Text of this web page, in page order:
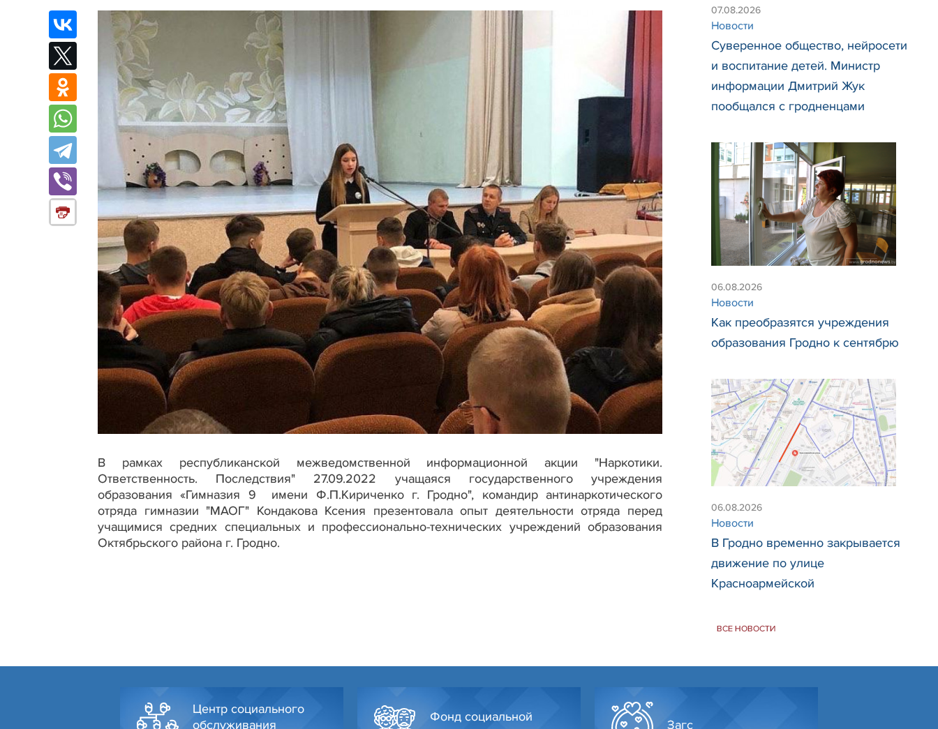
В рамках республиканской межведомственной информационной акции "Наркотики.
Ответственность. Последствия" 27.09.2022 учащаяся государственного учреждения
образования «Гимназия 9 имени Ф.П.Кириченко г. Гродно", командир антинаркотического
отряда гимназии "МАОГ" Кондакова Ксения презентовала опыт деятельности отряда перед
учащимися средних специальных и профессионально-технических учреждений образования
Октябрьского района г. Гродно.
07.08.2026
Новости
Суверенное общество, нейросети
и воспитание детей. Министр
информации Дмитрий Жук
пообщался с гродненцами
06.08.2026
Новости
Как преобразятся учреждения
образования Гродно к сентябрю
06.08.2026
Новости
В Гродно временно закрывается
движение по улице
Красноармейской
ВСЕ НОВОСТИ
Центр социального
обслуживания
Фонд социальной
Загс